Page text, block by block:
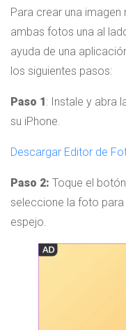
Para crear una
ambas fotos una al
ayuda de una
los siguientes pasos:
Paso 1 : Instale y abra
su iPhone.
Descargar Editor de
Paso 2: Toque el
seleccione la foto
espejo.